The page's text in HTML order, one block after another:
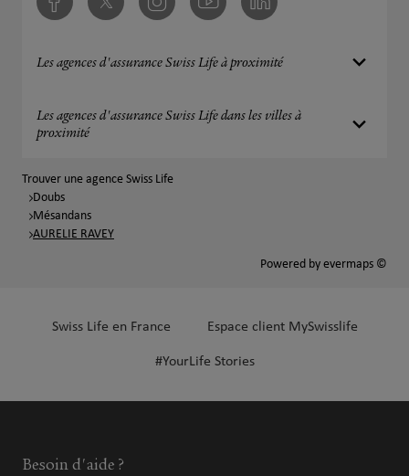
FacebookTwitter InstagramYoutube Linkedin
Les agences d'assurance Swiss Life à proximité
Les agences d'assurance Swiss Life dans les villes à
proximité
Trouver une agence Swiss Life
Doubs
Mésandans
AURELIE RAVEY
Powered by evermaps ©
Swiss Life en France Espace client MySwisslife
#YourLife Stories
Besoin d'aide ?